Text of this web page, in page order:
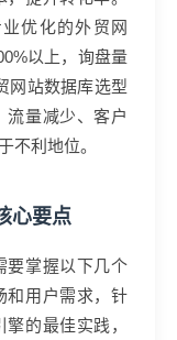
优化的外贸网
以上，询盘量
网站数据库选型
流量减少、客户
不利地位。
心要点
要掌握以下几个
和用户需求，针
的最佳实践，